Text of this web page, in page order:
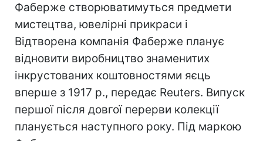
Фаберже створюватимуться предмети
мистецтва, ювелірні прикраси і
Відтворена компанія Фаберже планує
відновити виробництво знаменитих
інкрустованих коштовностями яєць
вперше з 1917 р., передає Reuters. Випуск
першої після довгої перерви колекції
планується наступного року. Під маркою